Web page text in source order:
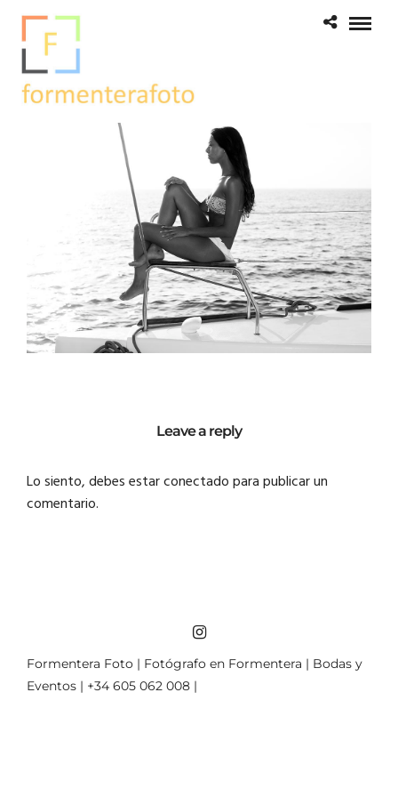
Leave a reply
Lo siento, debes estarconectadopara publicar un
comentario.
Formentera Foto | Fotógrafo en Formentera | Bodas y
Eventos | +34 605 062 008 |